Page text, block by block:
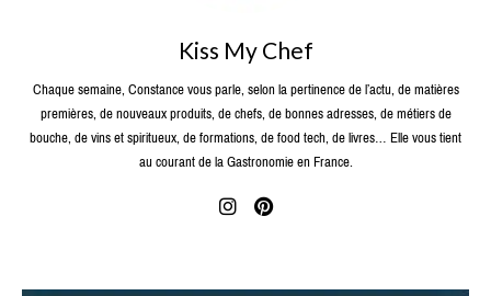
Kiss My Chef
Chaque semaine, Constance vous parle, selon la pertinence de l’actu, de matières
premières, de nouveaux produits, de chefs, de bonnes adresses, de métiers de
bouche, de vins et spiritueux, de formations, de food tech, de livres… Elle vous tient
au courant de la Gastronomie en France.